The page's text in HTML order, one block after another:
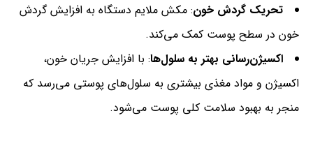
تحریک گردش خون: مکش ملایم دستگاه به افزایش گردش
خون در سطح پوست کمک می‌کند.
اکسیژن‌رسانی بهتر به سلول‌ها: با افزایش جریان خون،
اکسیژن و مواد مغذی بیشتری به سلول‌های پوستی می‌رسد که
منجر به بهبود سلامت کلی پوست می‌شود.